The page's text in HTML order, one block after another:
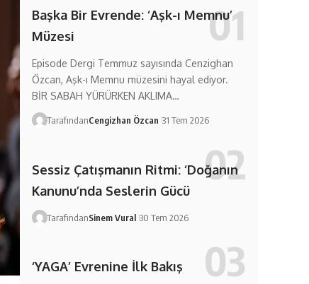
Başka Bir Evrende: ‘Aşk-ı Memnu’
Müzesi
Episode Dergi Temmuz sayısında Cenzighan
Özcan, Aşk-ı Memnu müzesini hayal ediyor.
BİR SABAH YÜRÜRKEN AKLIMA…
TarafındanCengizhan Özcan 31 Tem 2026
Sessiz Çatışmanın Ritmi: ‘Doğanın
Kanunu’nda Seslerin Gücü
TarafındanSinem Vural 30 Tem 2026
‘YAGA’ Evrenine İlk Bakış